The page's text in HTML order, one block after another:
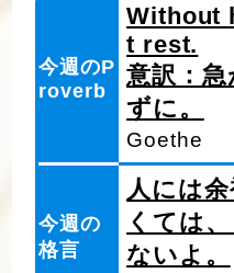
今週のP
roverb
Without
t rest.
意訳：
ずに。
Goethe
今週の
格言
人には
くては
ないよ。